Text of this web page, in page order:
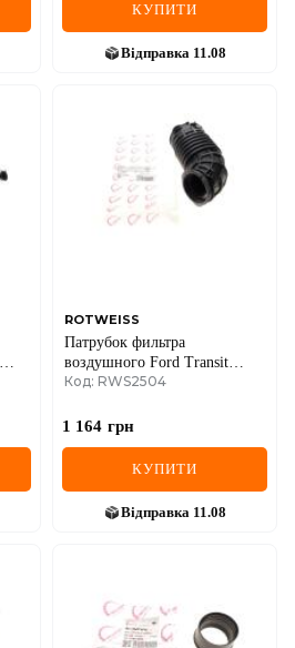
КУПИТИ
Відправка 11.08
ROTWEISS
Патрубок фильтра
воздушного Ford Transit
V363 2.2TDCi 13-18
Код: RWS2504
1 164 грн
КУПИТИ
Відправка 11.08